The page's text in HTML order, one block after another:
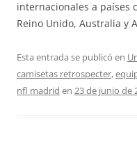
internacionales a países
Reino Unido, Australia y
Esta entrada se publicó en
camisetas retrospecter,
nfl madrid en 23 de junio de